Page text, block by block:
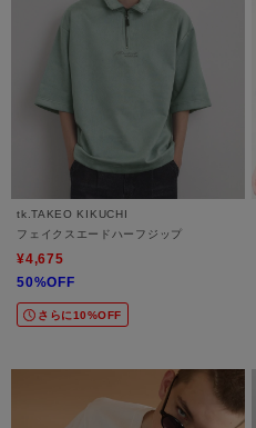
tk.TAKEO KIKUCHI
フェイクスエードハーフジップ
¥4,675
50%OFF
さらに10%OFF